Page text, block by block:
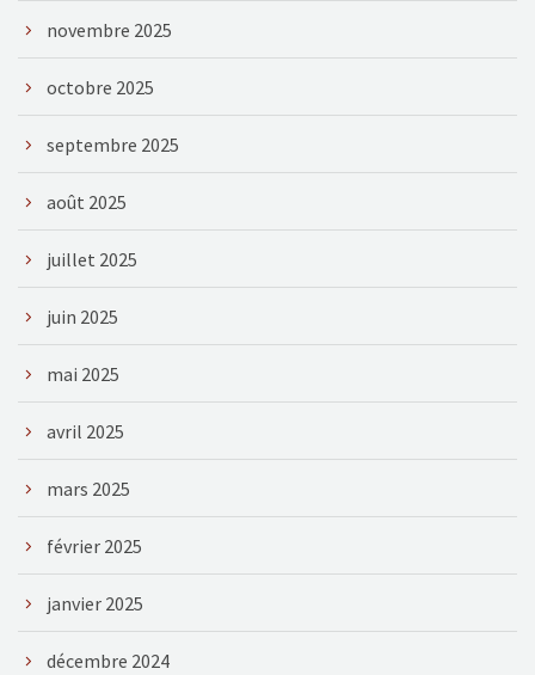
novembre 2025
octobre 2025
septembre 2025
août 2025
juillet 2025
juin 2025
mai 2025
avril 2025
mars 2025
février 2025
janvier 2025
décembre 2024